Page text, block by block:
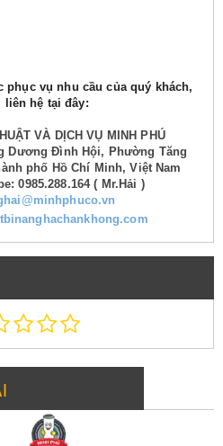
phục vụ nhu cầu của quý khách,
liên hệ tại đây:
VÀ DỊCH VỤ MINH PHÚ
Dương Đình Hội, Phường Tăng
phố Hồ Chí Minh, Việt Nam
0985.288.164 ( Mr.Hải )